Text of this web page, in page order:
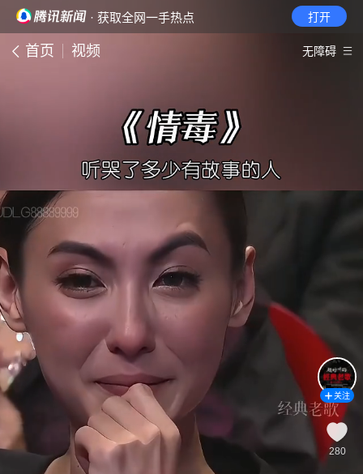
· 获取全网一手热点 打开
首页 视频 无障碍
关注
280